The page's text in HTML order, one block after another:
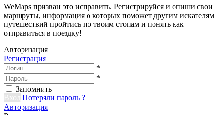
WeMaps призван это исправить. Регистрируйся и опиши свои
маршруты, информация о которых поможет другим искателям
путешествий пройтись по твоим стопам и понять как
отправиться в поездку!
Авторизация
Регистрация
*
*
Запомнить
Вход Потеряли пароль ?
Авторизация